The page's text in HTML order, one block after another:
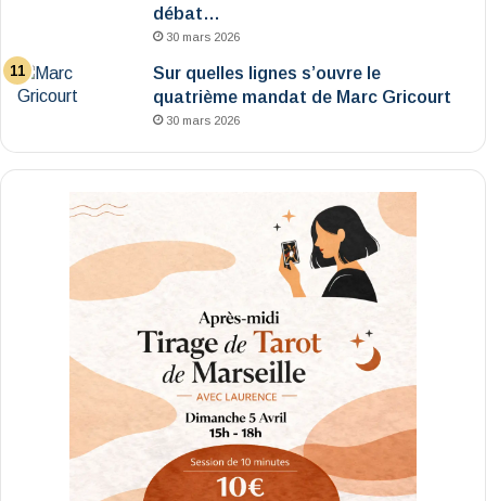
débat…
30 mars 2026
Sur quelles lignes s’ouvre le
quatrième mandat de Marc Gricourt
30 mars 2026